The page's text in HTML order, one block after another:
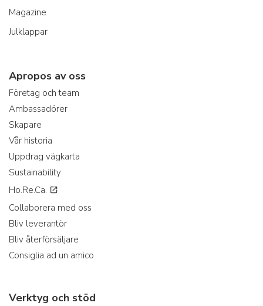
Magazine
Julklappar
Apropos av oss
Företag och team
Ambassadörer
Skapare
Vår historia
Uppdrag vägkarta
Sustainability
Ho.Re.Ca.
Collaborera med oss
Bliv leverantör
Bliv återförsäljare
Consiglia ad un amico
Verktyg och stöd